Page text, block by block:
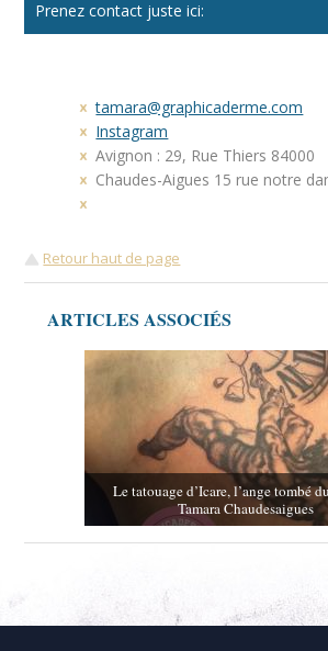
Prenez contact juste ici:
tamara@graphicaderme.com
Instagram
Avignon : 29, Rue Thiers 84000
Chaudes-Aigues 15 rue notre
Retour haut de page
ARTICLES ASSOCIÉS
Le tatouage d’Icare, l’ange tombé
Tamara Chaudesaigues